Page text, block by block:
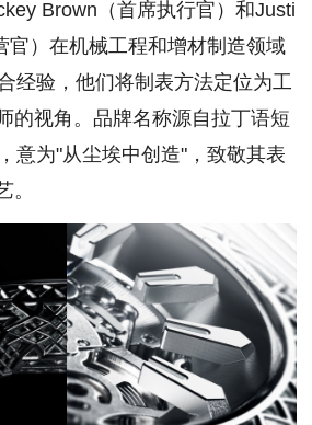
Brown（首席执行官）和Justi
官）在机械工程和增材制造领域
经验，他们将制表方法定位为工
的视角。品牌名称源自拉丁语短
意为"从尘埃中创造"，致敬其表
。